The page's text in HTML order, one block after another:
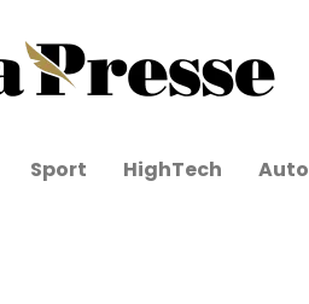
Sport HighTech Auto